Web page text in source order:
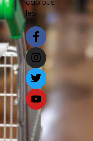
dapibus
leo.